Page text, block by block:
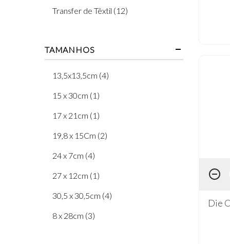
Die
Transfer de Têxtil (12)
TAMANHOS
13,5x13,5cm (4)
15 x 30cm (1)
17 x 21cm (1)
19,8 x 15Cm (2)
24 x 7cm (4)
27 x 12cm (1)
30,5 x 30,5cm (4)
8 x 28cm (3)